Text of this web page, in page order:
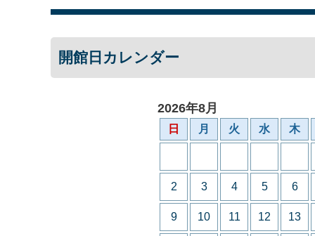
開館日カレンダー
2026年8月
日 月 火 水 木
2 3 4 5 6
9 10 11 12 13